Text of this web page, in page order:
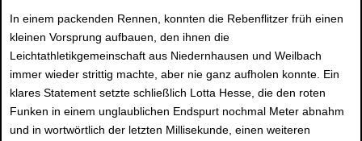
In einem packenden Rennen, konnten die Rebenflitzer früh einen
kleinen Vorsprung aufbauen, den ihnen die
Leichtathletikgemeinschaft aus Niedernhausen und Weilbach
immer wieder strittig machte, aber nie ganz aufholen konnte. Ein
klares Statement setzte schließlich Lotta Hesse, die den roten
Funken in einem unglaublichen Endspurt nochmal Meter abnahm
und in wortwörtlich der letzten Millisekunde, einen weiteren